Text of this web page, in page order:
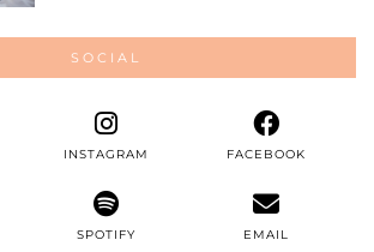
SOCIAL
INSTAGRAM FACEBOOK
SPOTIFY EMAIL